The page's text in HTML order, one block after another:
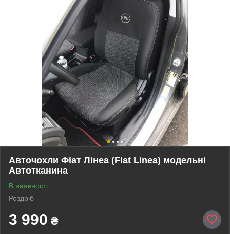
Авточохли Фіат Лінеа (Fiat Linea) модельні
Автотканина
В наявності
Роздріб
3 990 ₴